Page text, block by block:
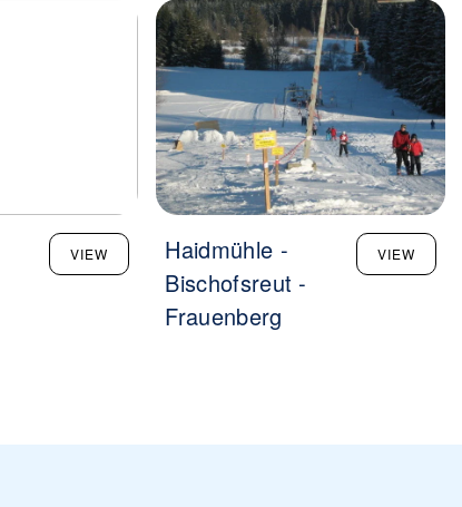
VIEW
Haidmühle -
Bischofsreut -
Frauenberg
VIEW